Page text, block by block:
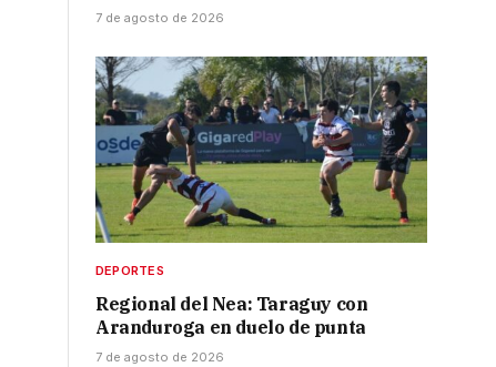
7 de agosto de 2026
DEPORTES
Regional del Nea: Taraguy con
Aranduroga en duelo de punta
7 de agosto de 2026